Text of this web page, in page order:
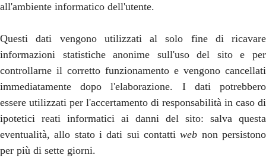
all'ambiente informatico dell'utente.
Questi dati vengono utilizzati al solo fine di ricavare
informazioni statistiche anonime sull'uso del sito e per
controllarne il corretto funzionamento e vengono cancellati
immediatamente dopo l'elaborazione. I dati potrebbero
essere utilizzati per l'accertamento di responsabilità in caso di
ipotetici reati informatici ai danni del sito: salva questa
eventualità, allo stato i dati sui contattiweb non persistono
per più di sette giorni.